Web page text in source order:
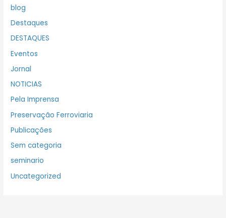
blog
Destaques
DESTAQUES
Eventos
Jornal
NOTICIAS
Pela Imprensa
Preservação Ferroviaria
Publicações
Sem categoria
seminario
Uncategorized